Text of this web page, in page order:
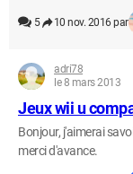
5 10 nov. 2016 par
adri78
le 8 mars 2013
Jeux wii u
Bonjour, j'aimerai
merci d'avance.